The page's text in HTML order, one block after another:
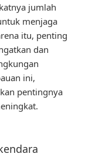
jumlah
menjaga
itu, penting
dan
ini,
pentingnya